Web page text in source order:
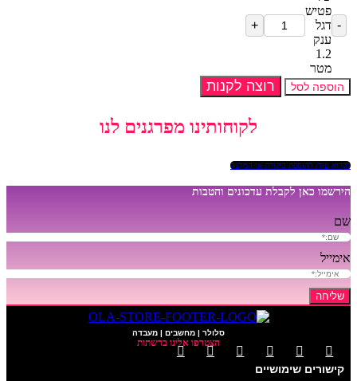
פטיש
דגל
ענק
1.2
מטר
הוספה לסל רוצה לקנות
לקוחותינו מפרגנים לנו
לקרוא עוד/ להוספת ביקורת או המלצה
הירשמו כאן לקבלת עדכונים והטבות
שם
אימייל
שליחה
סלולר | מחשבים | מעבדה
הצטרפו אלינו ברשתות
קישורים שימושיים